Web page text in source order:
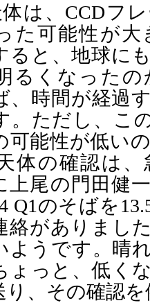
は、CCDフ
た可能性が
ると、地球に
るくなった
、時間が経過
。ただし、こ
可能性が低い
体の確認は
上尾の門田健
Q1のそばを
絡がありまし
ようです。晴
ょっと、低
、その確認